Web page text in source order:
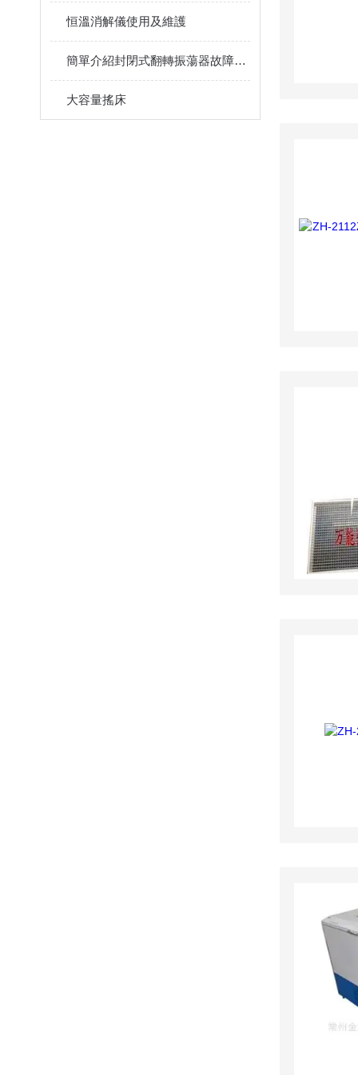
恒溫消解儀使用及維護
簡單介紹封閉式翻轉振蕩器故障排除的幾個辦法
大容量搖床